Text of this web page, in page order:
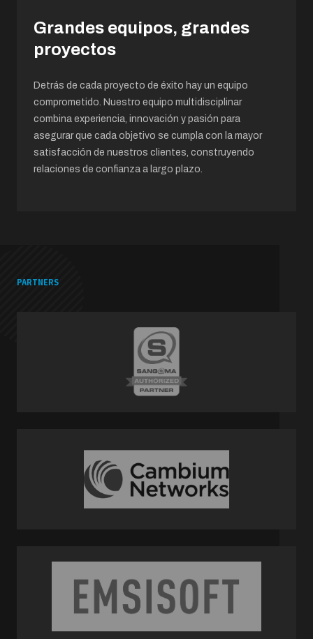
Grandes equipos, grandes
proyectos
Detrás de cada proyecto de éxito hay un equipo
comprometido. Nuestro equipo multidisciplinar
combina experiencia, innovación y pasión para
asegurar que cada objetivo se cumpla con la mayor
satisfacción de nuestros clientes, construyendo
relaciones de confianza a largo plazo.
PARTNERS